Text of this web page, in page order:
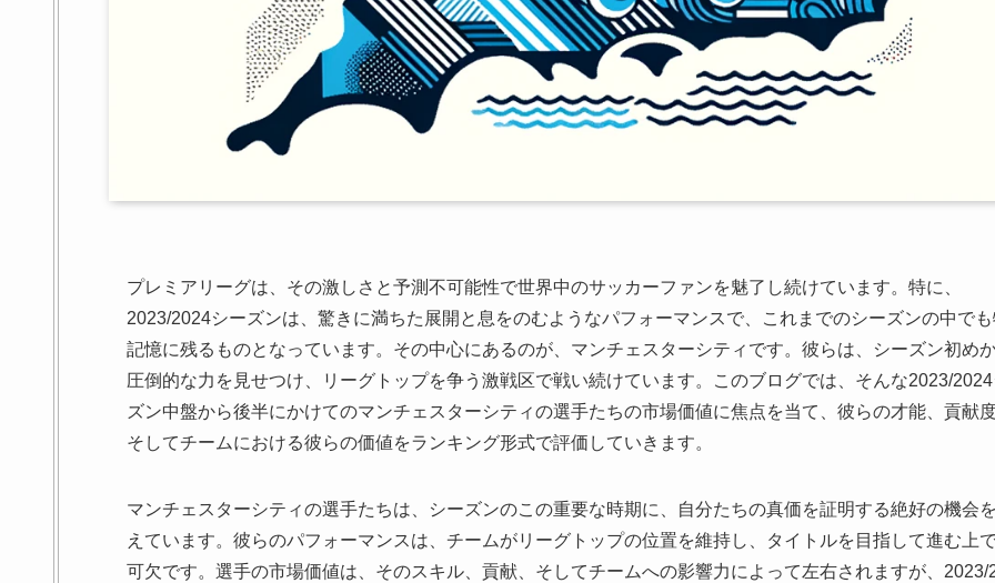
プレミアリーグは、その激しさと予測不可能性で世界中のサッカーファンを魅了し続けています。特に、
2023/2024シーズンは、驚きに満ちた展開と息をのむようなパフォーマンスで、これまでのシーズンの中でも
記憶に残るものとなっています。その中心にあるのが、マンチェスターシティです。彼らは、シーズン初め
圧倒的な力を見せつけ、リーグトップを争う激戦区で戦い続けています。このブログでは、そんな2023/
ズン中盤から後半にかけてのマンチェスターシティの選手たちの市場価値に焦点を当て、彼らの才能、貢献度
そしてチームにおける彼らの価値をランキング形式で評価していきます。
マンチェスターシティの選手たちは、シーズンのこの重要な時期に、自分たちの真価を証明する絶好の機会
えています。彼らのパフォーマンスは、チームがリーグトップの位置を維持し、タイトルを目指して進む上
可欠です。選手の市場価値は、そのスキル、貢献、そしてチームへの影響力によって左右されますが、2023/